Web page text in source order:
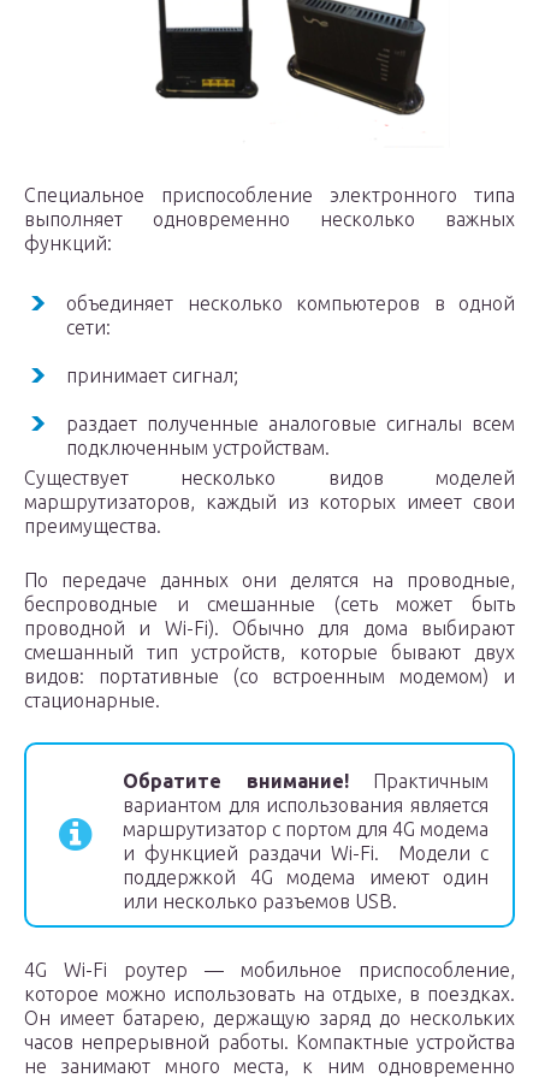
Специальное приспособление электронного типа
выполняет одновременно несколько важных
функций:
объединяет несколько компьютеров в одной
сети:
принимает сигнал;
раздает полученные аналоговые сигналы всем
подключенным устройствам.
Существует несколько видов моделей
маршрутизаторов, каждый из которых имеет свои
преимущества.
По передаче данных они делятся на проводные,
беспроводные и смешанные (сеть может быть
проводной и Wi-Fi). Обычно для дома выбирают
смешанный тип устройств, которые бывают двух
видов: портативные (со встроенным модемом) и
стационарные.
Обратите внимание!Практичным
вариантом для использования является
маршрутизатор с портом для 4G модема
и функцией раздачи Wi-Fi. Модели с
поддержкой 4G модема имеют один
или несколько разъемов USB.
4G Wi-Fi роутер — мобильное приспособление,
которое можно использовать на отдыхе, в поездках.
Он имеет батарею, держащую заряд до нескольких
часов непрерывной работы. Компактные устройства
не занимают много места, к ним одновременно